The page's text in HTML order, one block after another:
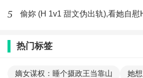
5 偷妳 (H 1v1 甜文伪出轨),看她自慰
热门标签
嫡女谋权：睡个摄政王当靠山 她